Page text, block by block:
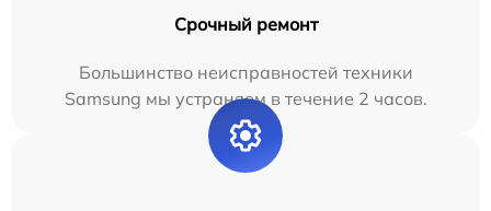
Срочный ремонт
Большинство неисправностей техники
Samsung мы устраняем в течение 2 часов.